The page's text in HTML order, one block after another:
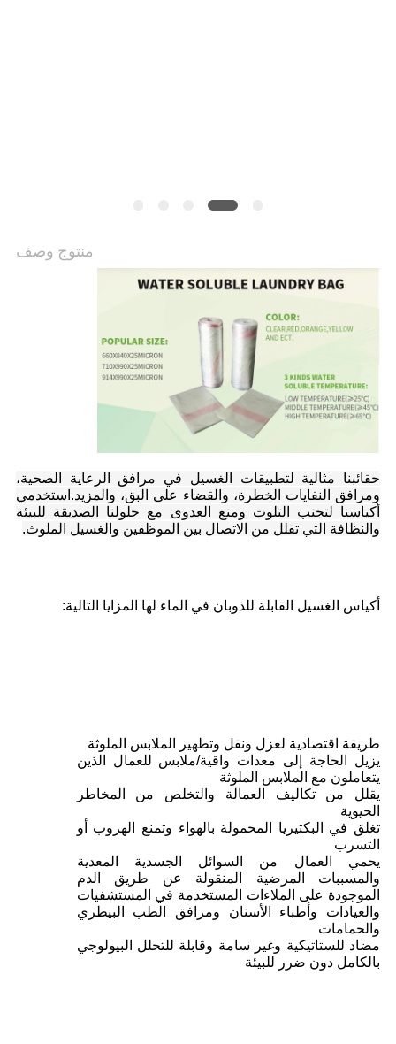
منتوج وصف
حقائبنا مثالية لتطبيقات الغسيل في مرافق الرعاية الصحية،
ومرافق النفايات الخطرة، والقضاء على البق، والمزيد.استخدمي
أكياسنا لتجنب التلوث ومنع العدوى مع حلولنا الصديقة للبيئة
والنظافة التي تقلل من الاتصال بين الموظفين والغسيل الملوث.
أكياس الغسيل القابلة للذوبان في الماء لها المزايا التالية:
طريقة اقتصادية لعزل ونقل وتطهير الملابس الملوثة
يزيل الحاجة إلى معدات واقية/ملابس للعمال الذين
يتعاملون مع الملابس الملوثة
يقلل من تكاليف العمالة والتخلص من المخاطر
الحيوية
تغلق في البكتيريا المحمولة بالهواء وتمنع الهروب أو
التسرب
يحمي العمال من السوائل الجسدية المعدية
والمسببات المرضية المنقولة عن طريق الدم
الموجودة على الملاءات المستخدمة في المستشفيات
والعيادات وأطباء الأسنان ومرافق الطب البيطري
والحمامات
مضاد للستاتيكية وغير سامة وقابلة للتحلل البيولوجي
بالكامل دون ضرر للبيئة